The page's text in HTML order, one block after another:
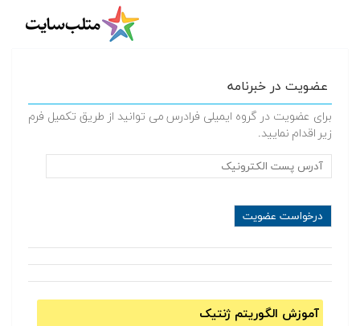
عضویت در خبرنامه
برای عضویت در گروه ایمیلی فرادرس می توانید از طریق تکمیل فرم
زیر اقدام نمایید.
آموزش الگوریتم ژنتیک